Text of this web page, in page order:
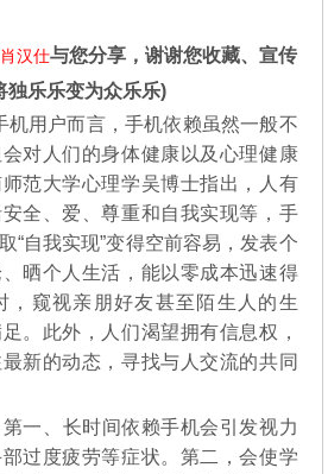
肖汉仕与您分享，谢谢您收藏、宣传
独乐乐变为众乐乐)
用户而言，手机依赖虽然一般不
对人们的身体健康以及心理健康
范大学心理学吴博士指出，人有
全、爱、尊重和自我实现等，手
“自我实现”变得空前容易，发表个
晒个人生活，能以零成本迅速得
，窥视亲朋好友甚至陌生人的生
。此外，人们渴望拥有信息权，
新的动态，寻找与人交流的共同
一、长时间依赖手机会引发视力
过度疲劳等症状。第二，会使学